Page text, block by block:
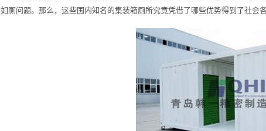
如厕问题。那么，这些国内知名的集装箱厕所究竟凭借了哪些优势得到了社会各